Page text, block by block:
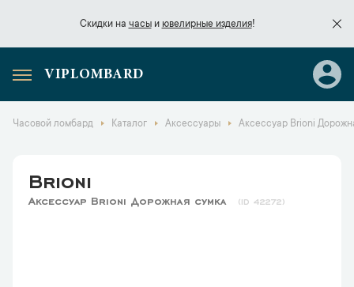
Скидки на часыи ювелирные изделия!
Скидки начасы
VIPLOMBARD
Часовой ломбард Каталог Аксессуары Аксессуар Brioni
Brioni
Аксессуар Brioni Дорожная сумка 42272